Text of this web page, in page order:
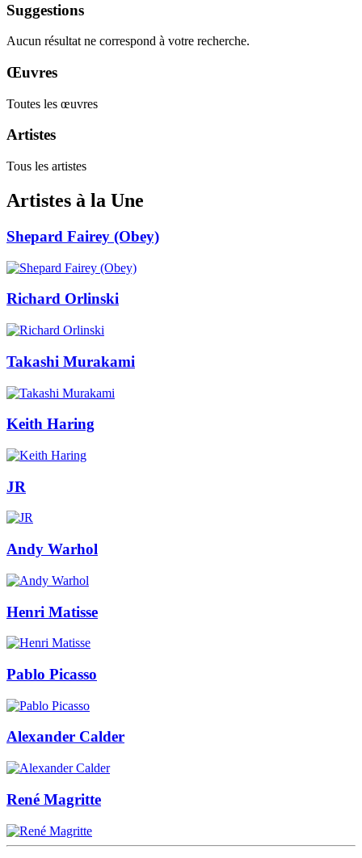
Suggestions
Aucun résultat ne correspond à votre recherche.
Œuvres
Toutes les œuvres
Artistes
Tous les artistes
Artistes à la Une
Shepard Fairey (Obey)
Richard Orlinski
Takashi Murakami
Keith Haring
JR
Andy Warhol
Henri Matisse
Pablo Picasso
Alexander Calder
René Magritte